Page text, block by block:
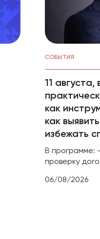
СОБЫТИЯ
11
как
как
избежать
В программе:
проверку
06/08/2026